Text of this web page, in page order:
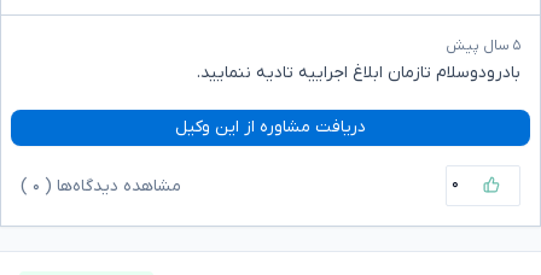
۵ سال پیش
بادرودوسلام تازمان ابلاغ اجراییه تادیه ننمایید.
دریافت مشاوره از این وکیل
۰ مشاهده دیدگاه‌ها ( ۰